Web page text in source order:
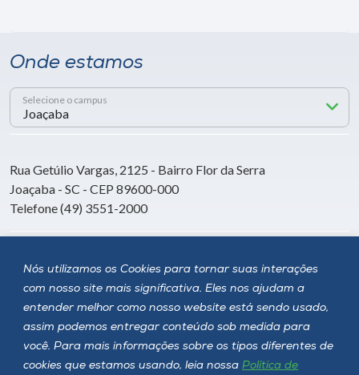
Nós utilizamos os Cookies para tornar suas interações
com nosso site mais significativa. Eles nos ajudam a
entender melhor como nosso website está sendo usado,
assim podemos entregar conteúdo sob medida para
você. Para mais informações sobre os tipos diferentes de
cookies que estamos usando, leia nossa Política de
Onde estamos
Selecione o campus
Rua Getúlio Vargas, 2125 - Bairro Flor da Serra
Joaçaba - SC - CEP 89600-000
Telefone (49) 3551-2000
Siga a Unoesc